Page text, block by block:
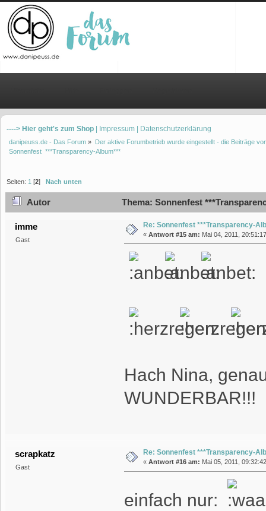
----> Hier geht's zum Shop | Impressum | Datenschutzerklärung
danipeuss.de - Das Forum » Der aktive Forumbetrieb wurde eingestellt - die Beiträge
Sonnenfest  ***Transparency-Album***
Seiten: 1 [2] Nach unten
Autor Thema: Sonnenfest
imme
Gast
Re: Sonnenfest ***Transparency-
« Antwort #15 am: Mai 04, 2011,
Hach Nina,
WUNDERBAR!!!
scrapkatz
Gast
Re: Sonnenfest ***Transparency-
« Antwort #16 am: Mai 05, 2011,
einfach nur: